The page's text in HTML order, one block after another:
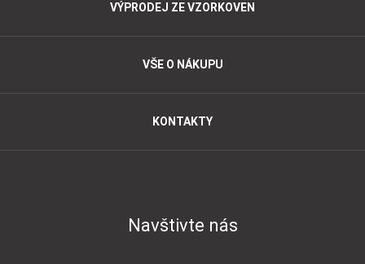
VÝPRODEJ ZE VZORKOVEN
VŠE O NÁKUPU
KONTAKTY
Navštivte nás